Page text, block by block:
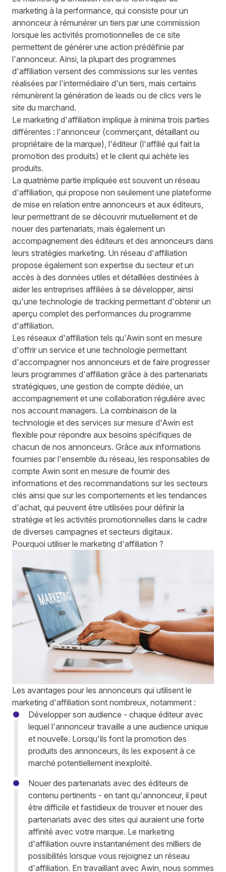
marketing à la performance, qui consiste pour un
annonceur à rémunérer un tiers par une commission
lorsque les activités promotionnelles de ce site
permettent de générer une action prédéfinie par
l'annonceur. Ainsi, la plupart des programmes
d'affiliation versent des commissions sur les ventes
réalisées par l'intermédiaire d'un tiers, mais certains
rémunèrent la génération de leads ou de clics vers le
site du marchand.
Le marketing d'affiliation implique à minima trois parties
différentes : l'annonceur (commerçant, détaillant ou
propriétaire de la marque), l'éditeur (l'affilié qui fait la
promotion des produits) et le client qui achète les
produits.
La quatrième partie impliquée est souvent un réseau
d'affiliation, qui propose non seulement une plateforme
de mise en relation entre annonceurs et aux éditeurs,
leur permettrant de se découvrir mutuellement et de
nouer des partenariats, mais également un
accompagnement des éditeurs et des annonceurs dans
leurs stratégies marketing. Un réseau d'affiliation
propose également son expertise du secteur et un
accès à des données utiles et détaillées destinées à
aider les entreprises affiliées à se développer, ainsi
qu'une technologie de tracking permettant d'obtenir un
aperçu complet des performances du programme
d'affiliation.
Les réseaux d'affiliation tels qu'Awin sont en mesure
d'offrir un service et une technologie permettant
d'accompagner nos annonceurs et de faire progresser
leurs programmes d'affiliation grâce à des partenariats
stratégiques, une gestion de compte dédiée, un
accompagnement et une collaboration régulière avec
nos account managers. La combinaison de la
technologie et des services sur mesure d'Awin est
flexible pour répondre aux besoins spécifiques de
chacun de nos annonceurs. Grâce aux informations
fournies par l'ensemble du réseau, les responsables de
compte Awin sont en mesure de fournir des
informations et des recommandations sur les secteurs
clés ainsi que sur les comportements et les tendances
d'achat, qui peuvent être utilisées pour définir la
stratégie et les activités promotionnelles dans le cadre
de diverses campagnes et secteurs digitaux.
Pourquoi utiliser le marketing d'affiliation ?
Les avantages pour les annonceurs qui utilisent le
marketing d'affiliation sont nombreux, notamment :
Développer son audience - chaque éditeur avec
lequel l'annonceur travaille a une audience unique
et nouvelle. Lorsqu'ils font la promotion des
produits des annonceurs, ils les exposent à ce
marché potentiellement inexploité.
Nouer des partenariats avec des éditeurs de
contenu pertinents - en tant qu'annonceur, il peut
être difficile et fastidieux de trouver et nouer des
partenariats avec des sites qui auraient une forte
affinité avec votre marque. Le marketing
d'affiliation ouvre instantanément des milliers de
possibilités lorsque vous rejoignez un réseau
d'affiliation. En travaillant avec Awin, nous sommes